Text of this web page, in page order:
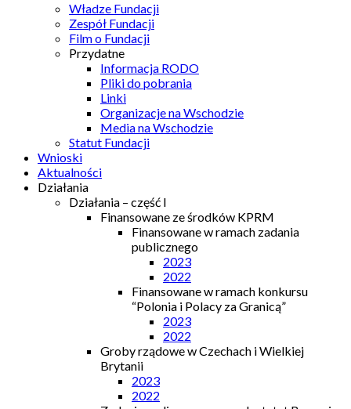
Władze Fundacji
Zespół Fundacji
Film o Fundacji
Przydatne
Informacja RODO
Pliki do pobrania
Linki
Organizacje na Wschodzie
Media na Wschodzie
Statut Fundacji
Wnioski
Aktualności
Działania
Działania – część I
Finansowane ze środków KPRM
Finansowane w ramach zadania
publicznego
2023
2022
Finansowane w ramach konkursu
“Polonia i Polacy za Granicą”
2023
2022
Groby rządowe w Czechach i Wielkiej
Brytanii
2023
2022